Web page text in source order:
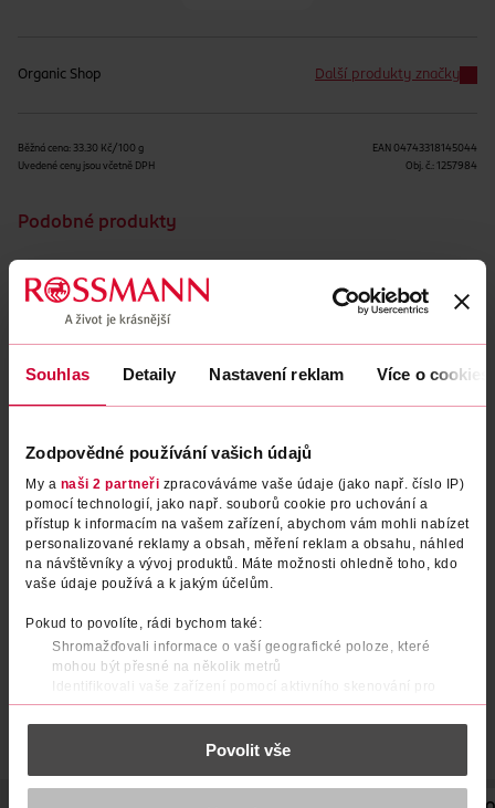
Souhlas Detaily Nastavení reklam Více o cookies
Zodpovědné používání vašich údajů
My a naši 2 partneři zpracováváme vaše údaje (jako např. číslo IP)
pomocí technologií, jako např. souborů cookie pro uchování a
přístup k informacím na vašem zařízení, abychom vám mohli nabízet
personalizované reklamy a obsah, měření reklam a obsahu, náhled
na návštěvníky a vývoj produktů. Máte možnosti ohledně toho, kdo
vaše údaje používá a k jakým účelům.
Pokud to povolíte, rádi bychom také:
Shromažďovali informace o vaší geografické poloze, které
mohou být přesné na několik metrů
Identifikovali vaše zařízení pomocí aktivního skenování pro
konkrétní charakteristiky (otisk prstu)
Zjistěte více o tom, jak zpracováváme vaše osobní údaje, a nastavte
části s podrobnostmi . Svůj souhlas můžete kdykoliv
Povolit vše
Organic Shop Další produkty značky
Běžná cena: 33.30 Kč/100 g
Uvedené ceny jsou včetně DPH
EAN 04743318145044
Obj. č.: 1257984
Podobné produkty
Epsomská sůl do koupele s
magnéziem
Vivaco 1 kg
DO KOŠÍKU
Obj. č.: 1321708
Himalájská sůl do koupele
DO KOŠÍKU